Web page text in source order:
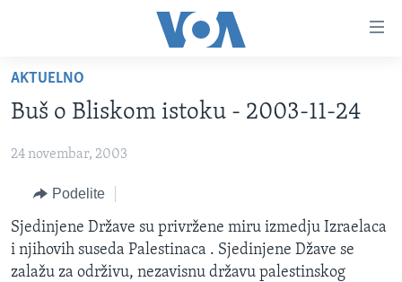
glavni
sadržaj
na
navigaciju
Idi
na
pretragu
NASLOVNA
AMERIKA
BALKAN
GLOBALNE TEME
EKONOMIJA
TV PROGRAM
OTVORENI STUDIO
IZ AMERIKE
Learning English
PRATITE NAS
AKTUELNO
Buš o Bliskom istoku - 2003-11-24
24 novembar, 2003
Podelite
Sjedinjene Države su privržene miru izmedju Izraelaca
i njihovih suseda Palestinaca . Sjedinjene Džave se
zalažu za održivu, nezavisnu državu palestinskog